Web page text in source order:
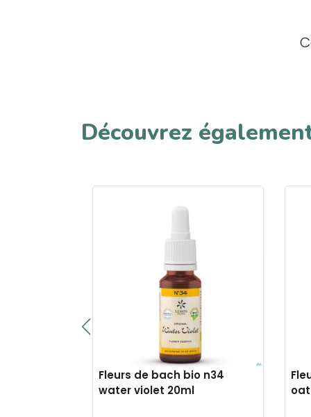
Découvrez
Fleurs de bach bio n34
water violet 20ml